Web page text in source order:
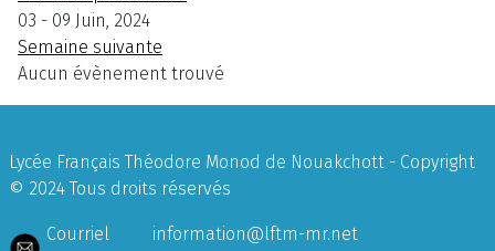
03 - 09 Juin, 2024
Semaine suivante
Aucun évènement trouvé
Lycée Français Théodore Monod de Nouakchott - Copyright
© 2024 Tous droits réservés
Courriel
information@lftm-mr.net